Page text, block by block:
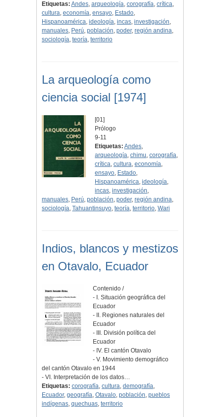
Etiquetas: Andes, arqueología, corografía, crítica,
cultura, economía, ensayo, Estado,
Hispanoamérica, ideología, incas, investigación,
manuales, Perú, población, poder, región andina,
sociología, teoría, territorio
La arqueología como
ciencia social [1974]
[01]
Prólogo
9-11
Etiquetas: Andes,
arqueología,chimu,corografía,
crítica,cultura,economía,
ensayo, Estado,
Hispanoamérica,ideología,
incas,investigación,
manuales, Perú, población, poder, región andina,
sociología, Tahuantinsuyo, teoría, territorio, Wari
Indios, blancos y mestizos
en Otavalo, Ecuador
Contenido /
- I. Situación geográfica del
Ecuador
- II. Regiones naturales del
Ecuador
- III. División política del
Ecuador
- IV. El cantón Otavalo
- V. Movimiento demográfico
del cantón Otavalo en 1944
- VI. Interpretación de los datos…
Etiquetas: corografía, cultura, demografía,
Ecuador, geografía, Otavalo, población, pueblos
indígenas, quechuas, territorio